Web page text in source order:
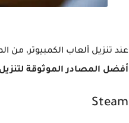
عند تنزيل ألعاب الكمبيوتر، من
أفضل المصادر الموثوقة
Steam